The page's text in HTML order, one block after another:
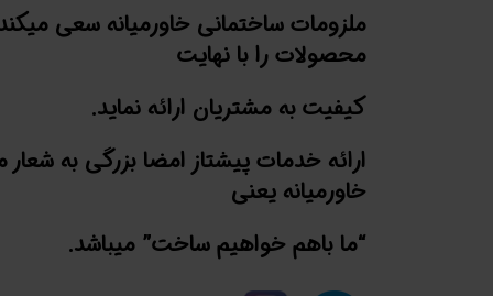
ملزومات ساختمانی خاورمیانه سعی
محصولات را با نهایت
کیفیت به مشتریان ارائه نماید.
ارائه خدمات پیشتاز امضا بزرگی به شعار
خاورمیانه یعنی
“ما باهم خواهیم ساخت” میباشد.